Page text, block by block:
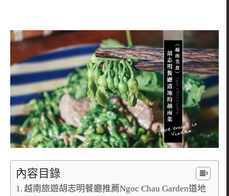
內容目錄
越南旅遊胡志明餐廳推薦Ngoc Chau Garden道地